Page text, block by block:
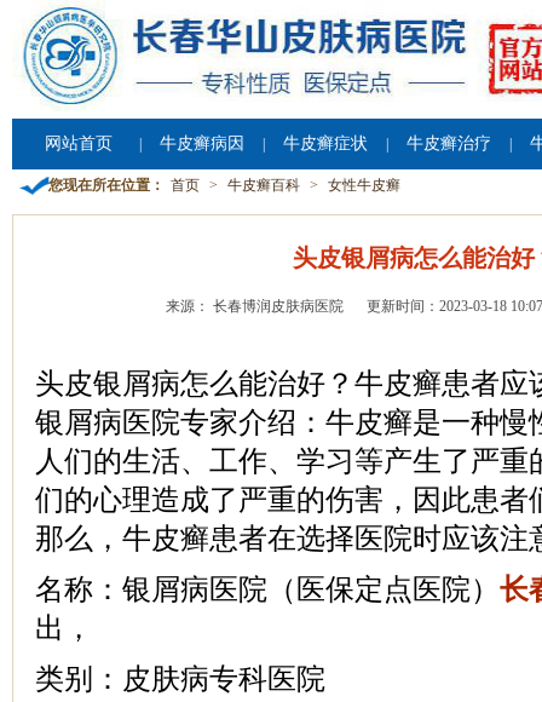
网站首页 牛皮癣病因 牛皮癣症状 牛皮癣治疗
您现在所在位置： 首页 > 牛皮癣百科 > 女性牛皮癣
头皮银屑病怎么能治好
来源： 长春博润皮肤病医院 更新时间：2023-03-18
头皮银屑病怎么能治好？牛皮癣患者应
银屑病医院专家介绍：牛皮癣是一种慢
人们的生活、工作、学习等产生了严
们的心理造成了严重的伤害，因此患者
那么，牛皮癣患者在选择医院时应该注
名称：银屑病医院（医保定点医院） 长
出，
类别：皮肤病专科医院